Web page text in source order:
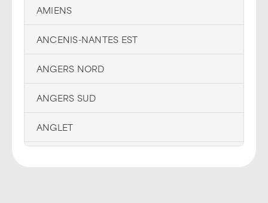
AMIENS
ANCENIS-NANTES EST
ANGERS NORD
ANGERS SUD
ANGLET